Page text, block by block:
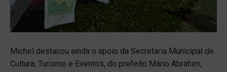
Michel destacou ainda o apoio da Secretaria Municipal de
Cultura, Turismo e Eventos, do prefeito Mário Abrahim,